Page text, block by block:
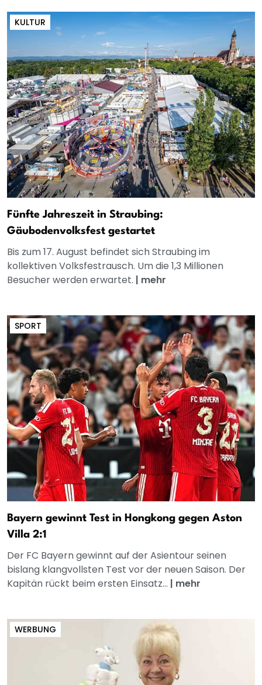
KULTUR
Fünfte Jahreszeit in Straubing:
Gäubodenvolksfest gestartet
Bis zum 17. August befindet sich Straubing im
kollektiven Volksfestrausch. Um die 1,3 Millionen
Besucher werden erwartet. | mehr
SPORT
Bayern gewinnt Test in Hongkong gegen Aston
Villa 2:1
Der FC Bayern gewinnt auf der Asientour seinen
bislang klangvollsten Test vor der neuen Saison. Der
Kapitän rückt beim ersten Einsatz... | mehr
WERBUNG